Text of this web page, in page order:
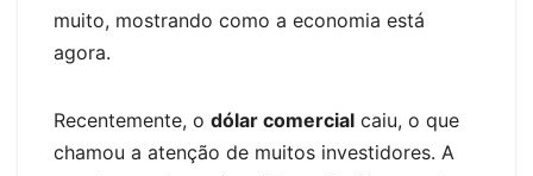
muito, mostrando como a economia está
agora.
Recentemente, o dólar comercial caiu, o que
chamou a atenção de muitos investidores. A